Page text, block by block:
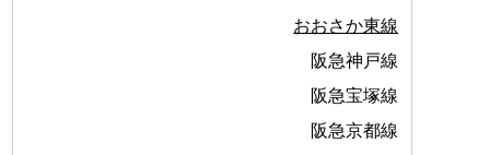
おおさか東線
阪急神戸線
阪急宝塚線
阪急京都線